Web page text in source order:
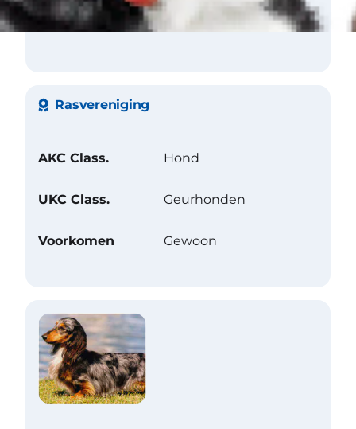
Graven
Rasvereniging
AKC Class. Hond
UKC Class. Geurhonden
Voorkomen Gewoon